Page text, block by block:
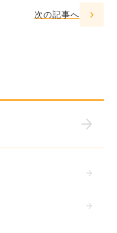
次の記事へ